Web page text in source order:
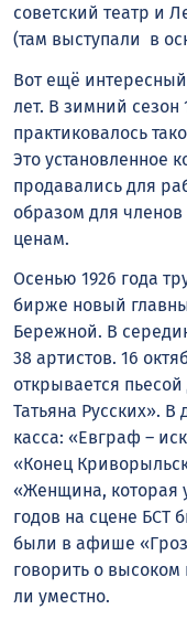
советский театр и
(там выступали в
Вот ещё
лет. В зимний сезон
практиковалось
Это установленное
продавались для
образом для
ценам.
Осенью 1926 года
бирже новый
Бережной. В
38 артистов. 16
открывается
Татьяна Русских».
касса: «Евграф –
«Конец
«Женщина, которая
годов на сцене БСТ
были в афише
говорить о высоком
ли уместно.